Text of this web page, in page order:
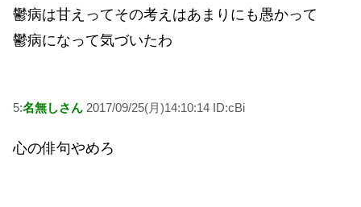
鬱病は甘えってその考えはあまりにも愚かって
鬱病になって気づいたわ
5:名無しさん 2017/09/25(月)14:10:14 ID:cBi
心の俳句やめろ